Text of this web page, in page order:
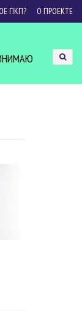
ПКП? О ПРОЕКТЕ